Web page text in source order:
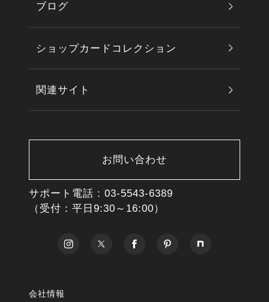
ブログ
ショップカードコレクション
関連サイト
お問い合わせ
サポート電話 : 03-5543-6389
（受付：平日9:30～16:00）
会社情報